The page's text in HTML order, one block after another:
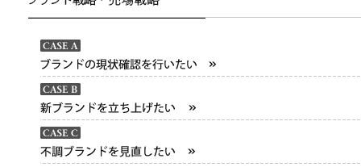
ブランドの現状確認を行いたい
新ブランドを立ち上げたい
不調ブランドを見直したい